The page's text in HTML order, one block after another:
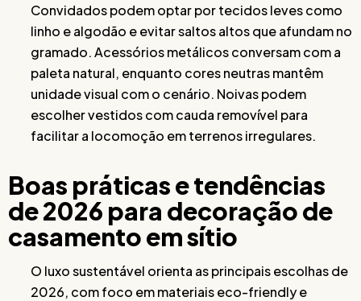
Convidados podem optar por tecidos leves como
linho e algodão e evitar saltos altos que afundam no
gramado. Acessórios metálicos conversam com a
paleta natural, enquanto cores neutras mantêm
unidade visual com o cenário. Noivas podem
escolher vestidos com cauda removível para
facilitar a locomoção em terrenos irregulares.
Boas práticas e tendências
de 2026 para decoração de
casamento em sítio
O luxo sustentável orienta as principais escolhas de
2026, com foco em materiais eco-friendly e